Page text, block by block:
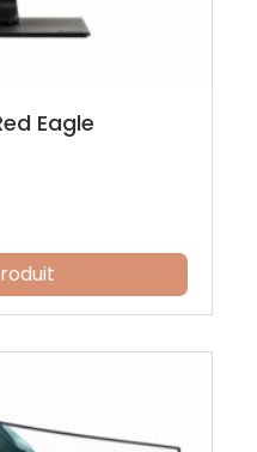
Eagle